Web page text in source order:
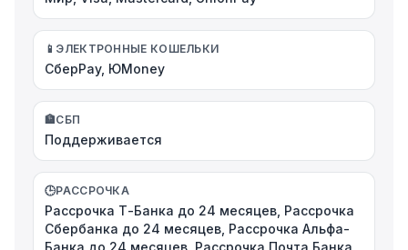
📱 ЭЛЕКТРОННЫЕ КОШЕЛЬКИ
СберPay, ЮMoney
🏦СБП
Поддерживается
🕒РАССРОЧКА
Рассрочка Т-Банка до 24 месяцев, Рассрочка
Сбербанка до 24 месяцев, Рассрочка Альфа-
Банка до 24 месяцев, Рассрочка Почта Банка